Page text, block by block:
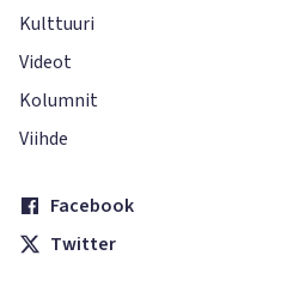
Kulttuuri
Videot
Kolumnit
Viihde
Facebook
Twitter